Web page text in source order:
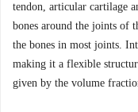
tendon, articular cartilage
bones around the joints of
the bones in most joints.
making it a flexible
given by the volume